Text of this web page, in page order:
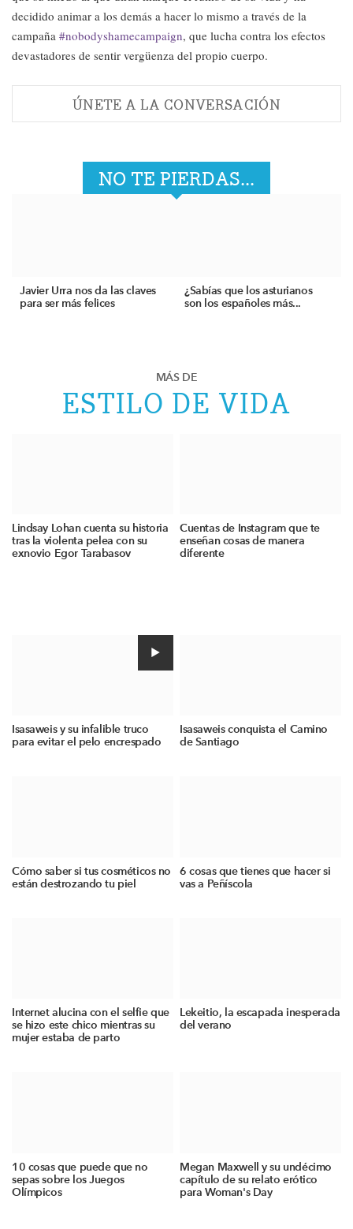
decidido animar a los demás a hacer lo mismo a través de la
campaña #nobodyshamecampaign, que lucha contra los efectos
devastadores de sentir vergüenza del propio cuerpo.
ÚNETE A LA CONVERSACIÓN
NO TE PIERDAS...
Javier Urra nos da las claves
para ser más felices
¿Sabías que los asturianos
son los españoles más...
MÁS DE
ESTILO DE VIDA
Lindsay Lohan cuenta su historia
tras la violenta pelea con su
exnovio Egor Tarabasov
Cuentas de Instagram que te
enseñan cosas de manera
diferente
Isasaweis y su infalible truco
para evitar el pelo encrespado
Isasaweis conquista el Camino
de Santiago
Cómo saber si tus cosméticos no
están destrozando tu piel
6 cosas que tienes que hacer si
vas a Peñíscola
Internet alucina con el selfie que
se hizo este chico mientras su
mujer estaba de parto
Lekeitio, la escapada inesperada
del verano
10 cosas que puede que no
sepas sobre los Juegos
Olímpicos
Megan Maxwell y su undécimo
capítulo de su relato erótico
para Woman's Day